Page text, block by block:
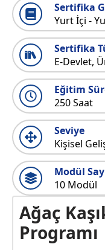
Sertifika
Yurt İçi -
Sertifika
E-Devlet,
Eğitim
250 Saat
Seviye
Kişisel
Modül
10 Modül
Ağaç
Programı